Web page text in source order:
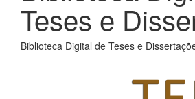
Teses e
Biblioteca Digital de Teses e